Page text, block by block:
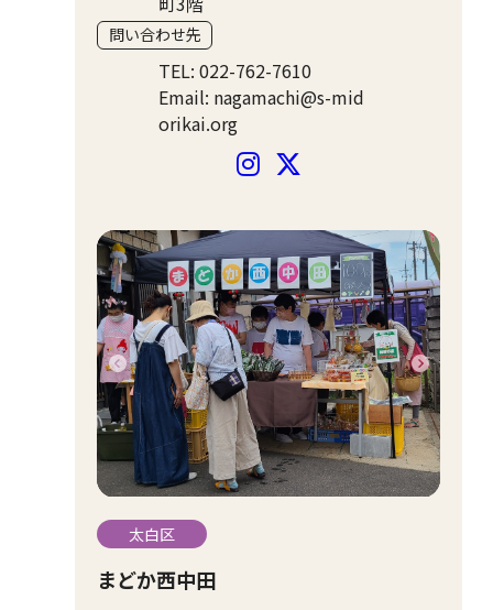
問い合わせ先
TEL: 022-762-7610
Email: nagamachi@s-mid
orikai.org
太白区
まどか西中田